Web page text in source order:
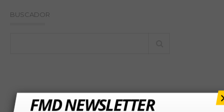
BUSCADOR
FMD NEWSLETTER